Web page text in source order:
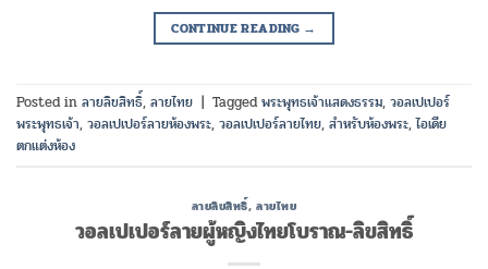
CONTINUE READING →
Posted in ลายลิขสิทธิ์, ลายไทย | Taggedพระพุทธเจ้าแสดงธรรม, วอลเปเปอร์
พระพุทธเจ้า, วอลเปเปอร์ลายห้องพระ, วอลเปเปอร์ลายไทย, สำหรับห้องพระ,ไอเดีย
ตกแต่งห้อง
ลายลิขสิทธิ์,ลายไทย
วอลเปเปอร์ลายผู้หญิงไทยโบราณ-ลิขสิทธิ์